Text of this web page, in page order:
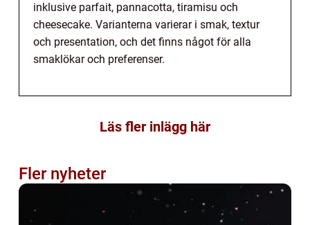
inklusive parfait, pannacotta, tiramisu och
cheesecake. Varianterna varierar i smak, textur
och presentation, och det finns något för alla
smaklökar och preferenser.
Läs fler inlägg här
Fler nyheter